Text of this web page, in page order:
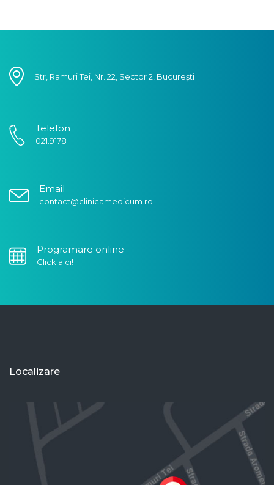
Str, Ramuri Tei, Nr. 22, Sector 2, București
Telefon
021.9178
Email
contact@clinicamedicum.ro
Programare online
Click aici!
Localizare